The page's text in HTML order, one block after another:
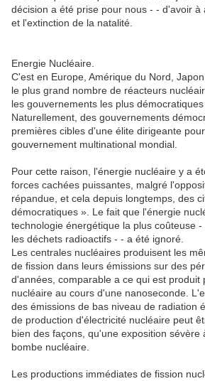
décision a été prise pour nous - - d'avoir à
et l'extinction de la natalité.
Energie Nucléaire.
C'est en Europe, Amérique du Nord,
le plus grand nombre de réacteurs
les gouvernements les plus
Naturellement, des gouvernements
premières cibles d'une élite dirigeante
gouvernement multinational mondial.
Pour cette raison, l'énergie nucléaire y a
forces cachées puissantes, malgré
répandue, et cela depuis longtemps, des
démocratiques ». Le fait que l'énergie
technologie énergétique la plus coûteuse
les déchets radioactifs - - a été ignoré.
Les centrales nucléaires produisent les
de fission dans leurs émissions sur des
d'années, comparable a ce qui est produit
nucléaire au cours d'une nanoseconde.
des émissions de bas niveau de radiation
de production d'électricité nucléaire peut
bien des façons, qu'une exposition sévère
bombe nucléaire.
Les productions immédiates de fission